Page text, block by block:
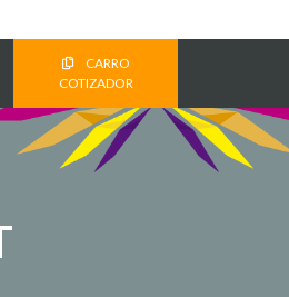
CARRO
COTIZADOR